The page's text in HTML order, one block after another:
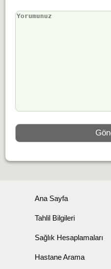
Ana Sayfa
Tahlil Bilgileri
Sağlık Hesaplamaları
Hastane Arama